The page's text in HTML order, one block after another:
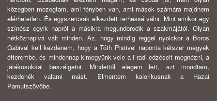
közegben mozogtam, ami fényben van, ami mások számára majdnem
elérhetetlen. És egyszercsak elkezdett terhessé válni. Mint amikor egy
színész egyik napról a másikra megundorodik a szakmájától. Olyan
hétköznapivá vált minden. Az, hogy mindig reggel nyolckor a Boros
Gabival kell kezdenem, hogy a Tóth Pistivel naponta kétszer megyek
étterembe, és mindennap kimegyünk vele a Fradi edzéseit megnézni, a
játékosokkal beszélgetni. Mindettől elegem lett, azt mondtam,
kezdenék valami mást. Elmentem kalorikusnak a Hazai
Pamutszövőbe.